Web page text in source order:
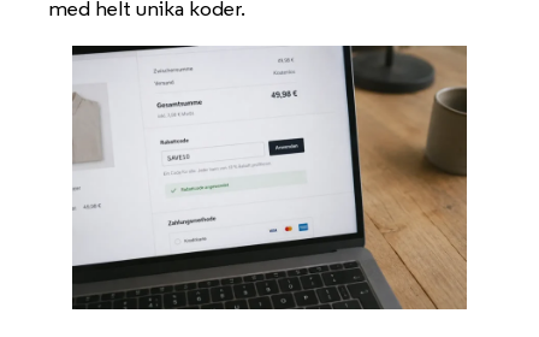
med helt unika koder.